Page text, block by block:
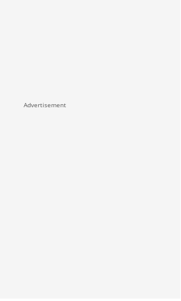
Advertisement